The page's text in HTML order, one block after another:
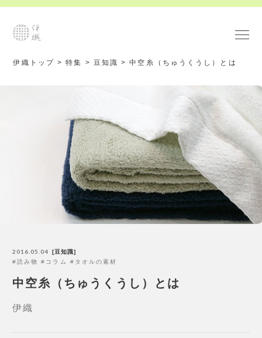
伊織トップ >特集 > 豆知識 >中空糸（ちゅうくうし）とは
2016.05.04
豆知識
読み物
コラム タオルの素材
中空糸（ちゅうくうし）とは
伊織